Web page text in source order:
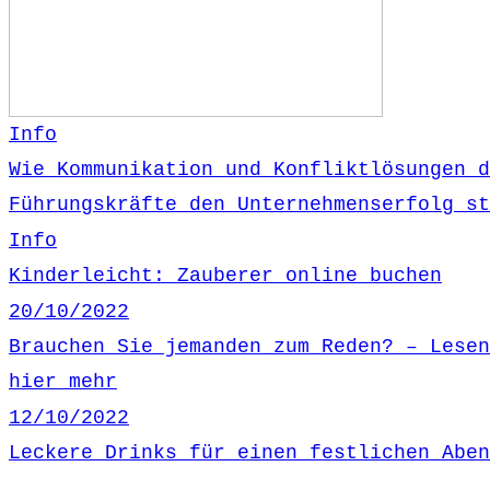
Info
Wie Kommunikation und Konfliktlösungen
Führungskräfte den Unternehmenserfolg
Info
Kinderleicht: Zauberer online buchen
20/10/2022
Brauchen Sie jemanden zum Reden? –
hier mehr
12/10/2022
Leckere Drinks für einen festlichen